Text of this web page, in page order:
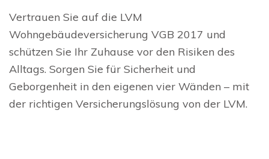
Vertrauen Sie auf die LVM
Wohngebäudeversicherung VGB 2017 und
schützen Sie Ihr Zuhause vor den Risiken des
Alltags. Sorgen Sie für Sicherheit und
Geborgenheit in den eigenen vier Wänden – mit
der richtigen Versicherungslösung von der LVM.